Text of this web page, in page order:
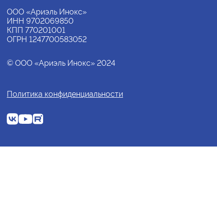
ООО «Ариэль Инокс»
ИНН 9702069850
КПП 770201001
ОГРН 1247700583052
© ООО «Ариэль Инокс» 2024
Политика конфиденциальности